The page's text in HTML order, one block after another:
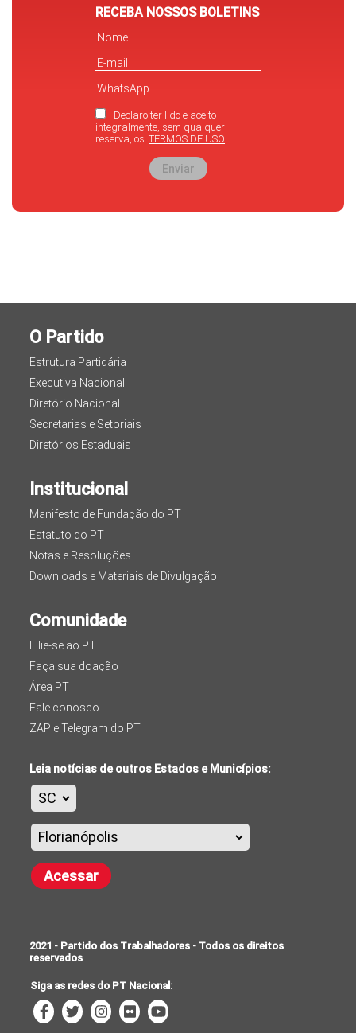
RECEBA NOSSOS BOLETINS
Declaro ter lido e aceito
integralmente, sem qualquer
reserva, os TERMOS DE USO
Enviar
O Partido
Estrutura Partidária
Executiva Nacional
Diretório Nacional
Secretarias e Setoriais
Diretórios Estaduais
Institucional
Manifesto de Fundação do PT
Estatuto do PT
Notas e Resoluções
Downloads e Materiais de Divulgação
Comunidade
Filie-se ao PT
Faça sua doação
Área PT
Fale conosco
ZAP e Telegram do PT
Leia notícias de outros Estados e Municípios:
Acessar
2021 - Partido dos Trabalhadores - Todos os direitos
reservados
Siga as redes do PT Nacional: